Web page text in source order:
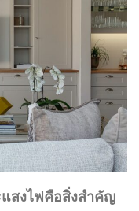
สงไฟคือสิ่งสำคัญ